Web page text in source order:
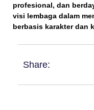
profesional, dan
visi lembaga dalam
berbasis karakter dan
Share: